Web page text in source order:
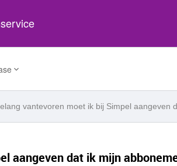
vantevoren moet ik bij Simpel aangeven
aangeven dat ik mijn